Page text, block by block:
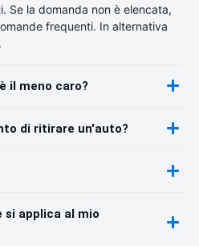
Se la domanda non è elencata,
frequenti. In alternativa
il meno caro?
di ritirare un'auto?
si applica al mio